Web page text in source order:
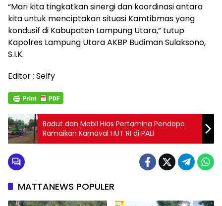
“Mari kita tingkatkan sinergi dan koordinasi antara
kita untuk menciptakan situasi Kamtibmas yang
kondusif di Kabupaten Lampung Utara,” tutup
Kapolres Lampung Utara AKBP Budiman Sulaksono,
S.I.K.
Editor : Selfy
Badut dan Mobil Hias Pertamina Pendopo
Ramaikan Karnaval HUT RI di PALI
MATTANEWS POPULER